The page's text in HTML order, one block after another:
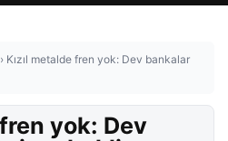
› Kızıl metalde fren yok: Dev bankalar
yok: Dev